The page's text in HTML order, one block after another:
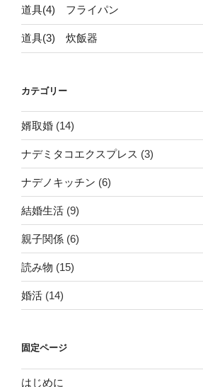
道具(4) フライパン
道具(3) 炊飯器
カテゴリー
婿取婚 (14)
ナデミタコエクスプレス (3)
ナデノキッチン (6)
結婚生活 (9)
親子関係 (6)
読み物 (15)
婚活 (14)
固定ページ
はじめに